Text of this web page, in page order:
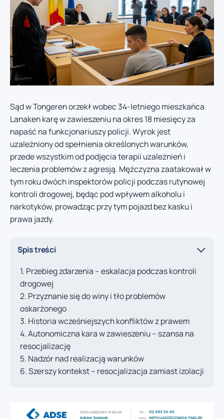
Sąd w Tongeren orzekł wobec 34-letniego mieszkańca
Lanaken karę w zawieszeniu na okres 18 miesięcy za
napaść na funkcjonariuszy policji. Wyrok jest
uzależniony od spełnienia określonych warunków,
przede wszystkim od podjęcia terapii uzależnień i
leczenia problemów z agresją. Mężczyzna zaatakował w
tym roku dwóch inspektorów policji podczas rutynowej
kontroli drogowej, będąc pod wpływem alkoholu i
narkotyków, prowadząc przy tym pojazd bez kasku i
prawa jazdy.
Spis treści
Przebieg zdarzenia – eskalacja podczas kontroli
drogowej
Przyznanie się do winy i tło problemów
oskarżonego
Historia wcześniejszych konfliktów z prawem
Autonomiczna kara w zawieszeniu – szansa na
resocjalizację
Nadzór nad realizacją warunków
Szerszy kontekst – resocjalizacja zamiast izolacji